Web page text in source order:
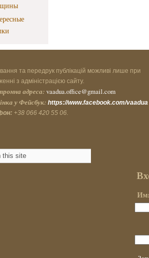
та передрук публікацій можливі лише при
з адміністрацією сайту.
адреса: vaadua.office@gmail.com
у Фейсбук: https://www.facebook.com/vaadua
+38 066 420 55 06.